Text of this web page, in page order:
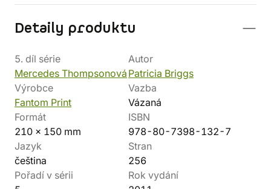
Detaily produktu
5. díl série
Mercedes Thompsonová
Autor
Patricia Briggs
Výrobce
Fantom Print
Vazba
Vázaná
Formát
210 x 150 mm
ISBN
978-80-7398-132-7
Jazyk
čeština
Stran
256
Pořadí v sérii
Rok vydání